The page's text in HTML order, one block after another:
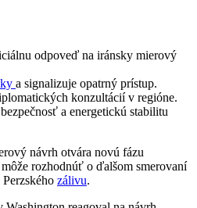
odpoveď na iránsky mierový
a signalizuje opatrný prístup.
konzultácií v regióne.
a energetickú stabilitu
návrh otvára novú fázu
rozhodnúť o ďalšom smerovaní
zálivu.